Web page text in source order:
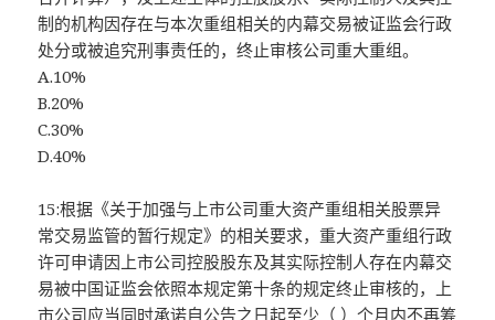
制的机构因存在与本次重组相关的内幕交易被证监会行政
处分或被追究刑事责任的，终止审核公司重大重组。
A.10%
B.20%
C.30%
D.40%
15:根据《关于加强与上市公司重大资产重组相关股票异
常交易监管的暂行规定》的相关要求，重大资产重组行政
许可申请因上市公司控股股东及其实际控制人存在内幕交
易被中国证监会依照本规定第十条的规定终止审核的，上
市公司应当同时承诺自公告之日起至少（ ）个月内不再筹